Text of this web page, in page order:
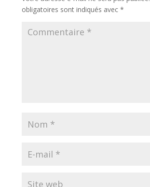
obligatoires sont indiqués avec *